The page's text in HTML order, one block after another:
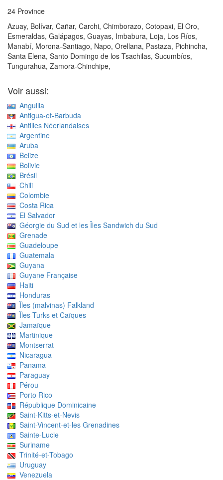
24 Province
Azuay, Bolívar, Cañar, Carchi, Chimborazo, Cotopaxi, El Oro,
Esmeraldas, Galápagos, Guayas, Imbabura, Loja, Los Ríos,
Manabí, Morona-Santiago, Napo, Orellana, Pastaza, Pichincha,
Santa Elena, Santo Domingo de los Tsachilas, Sucumbíos,
Tungurahua, Zamora-Chinchipe,
Voir aussi:
Anguilla
Antigua-et-Barbuda
Antilles Néerlandaises
Argentine
Aruba
Belize
Bolivie
Brésil
Chili
Colombie
Costa Rica
El Salvador
Géorgie du Sud et les Îles Sandwich du Sud
Grenade
Guadeloupe
Guatemala
Guyana
Guyane Française
Haiti
Honduras
Îles (malvinas) Falkland
Îles Turks et Caïques
Jamaïque
Martinique
Montserrat
Nicaragua
Panama
Paraguay
Pérou
Porto Rico
République Dominicaine
Saint-Kitts-et-Nevis
Saint-Vincent-et-les Grenadines
Sainte-Lucie
Suriname
Trinité-et-Tobago
Uruguay
Venezuela